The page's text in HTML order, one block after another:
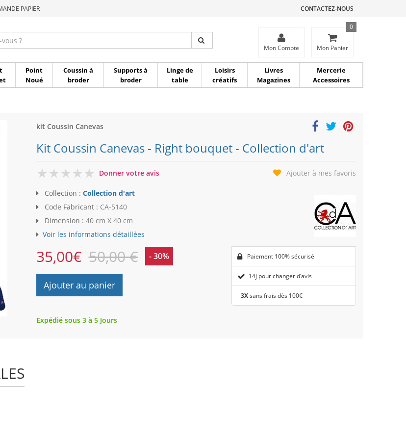
PAPIER CONTACTEZ-NOUS
Mon Compte Mon Panier
0
Point
Noué
Coussin à
broder
Supports à
broder
Linge de
table
Loisirs
créatifs
Livres
Magazines
Mercerie
Accessoires
kit Coussin Canevas
Kit Coussin Canevas - Right bouquet - Collection d'art
0
Donner votre avis Ajouter à mes favoris
Collection : Collection d'art
Code Fabricant : CA-5140
Dimension : 40 cm X 40 cm
Voir les informations détaillées
35,00€ 50,00 € - 30%
Ajouter au panier
Paiement 100% sécurisé
14j pour changer d’avis
3Xsans frais dès 100€
Expédié sous 3 à 5 Jours